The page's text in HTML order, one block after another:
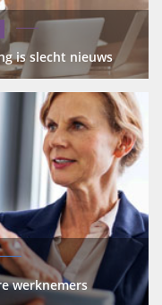
is slecht nieuws
werknemers